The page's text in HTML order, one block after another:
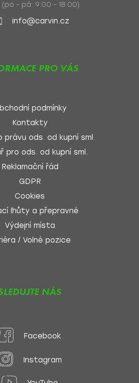
(po - pá: 9:00 - 18:00)
info@carvin.cz
PRO VÁS
podmínky
Kontakty
právu ods. od kupní sml.
pro ods. od kupní sml.
Reklamační řád
GDPR
Cookies
lhůty a přepravné
Výdejní místa
/ Volné pozice
NÁS
Facebook
Instagram